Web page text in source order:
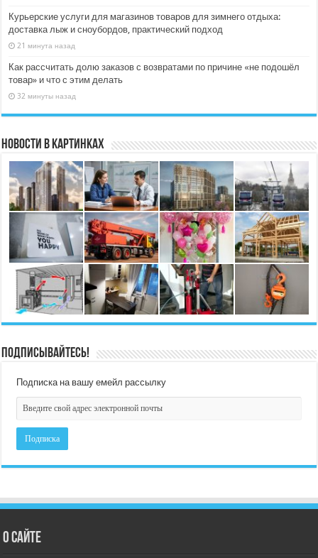
Курьерские услуги для магазинов товаров для зимнего отдыха:
доставка лыж и сноубордов, практический подход
21 минута назад
Как рассчитать долю заказов с возвратами по причине «не подошёл
товар» и что с этим делать
32 минуты назад
Новости в картинках
Подписывайтесь!
Подписка на вашу емейл рассылку
О сайте